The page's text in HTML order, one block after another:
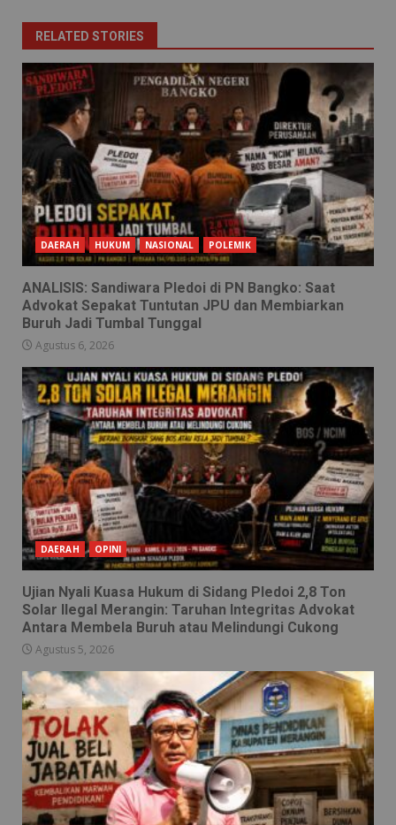
RELATED STORIES
DAERAH HUKUM NASIONAL POLEMIK
ANALISIS: Sandiwara Pledoi di PN Bangko: Saat
Advokat Sepakat Tuntutan JPU dan Membiarkan
Buruh Jadi Tumbal Tunggal
Agustus 6, 2026
DAERAH OPINI
Ujian Nyali Kuasa Hukum di Sidang Pledoi 2,8 Ton
Solar Ilegal Merangin: Taruhan Integritas Advokat
Antara Membela Buruh atau Melindungi Cukong
Agustus 5, 2026